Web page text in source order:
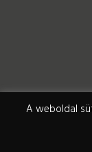
A weboldal